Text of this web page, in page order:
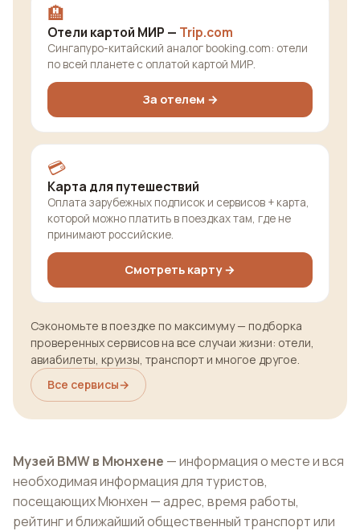
🏨
Отели картой МИР — Trip.com
Сингапуро-китайский аналог booking.com: отели
по всей планете с оплатой картой МИР.
За отелем →
💳
Карта для путешествий
Оплата зарубежных подписок и сервисов + карта,
которой можно платить в поездках там, где не
принимают российские.
Смотреть карту →
Сэкономьте в поездке по максимуму — подборка
проверенных сервисов на все случаи жизни: отели,
авиабилеты, круизы, транспорт и многое другое.
Все сервисы→
Музей BMW в Мюнхене — информация о месте и вся
необходимая информация для туристов,
посещающих Мюнхен — адрес, время работы,
рейтинг и ближайший общественный транспорт или